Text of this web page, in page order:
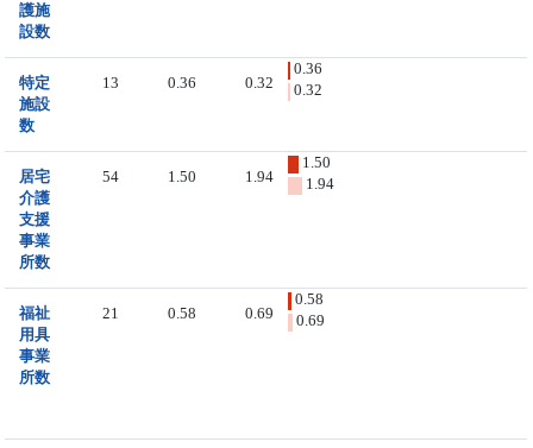
護施
設数
特定
施設
数
13 0.36 0.32
0.36
0.32
居宅
介護
支援
事業
所数
54 1.50 1.94
1.50
1.94
福祉
用具
事業
所数
21 0.58 0.69
0.58
0.69